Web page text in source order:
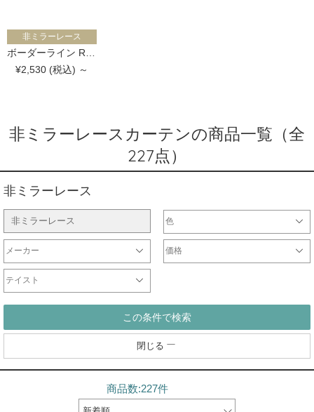
非ミラーレース
¥2,530 (税込) ～
非ミラーレースカーテンの商品一覧（全
227点）
非ミラーレース
閉じる
非ミラーレース 色
ホワイト・ベージュ系
ブラウン系
ブラック・グレー系
レッド・ピンク系
イエロー系
ブルー・ネイビー系
パープル系
グリーン系
シルバー・ゴールド系
マルチ・その他カラー
メーカー 価格
テイスト
シンプル
北欧
モダン
ナチュラル
カジュアル
エレガント
クラシック
和
この条件で検索
商品数:227件